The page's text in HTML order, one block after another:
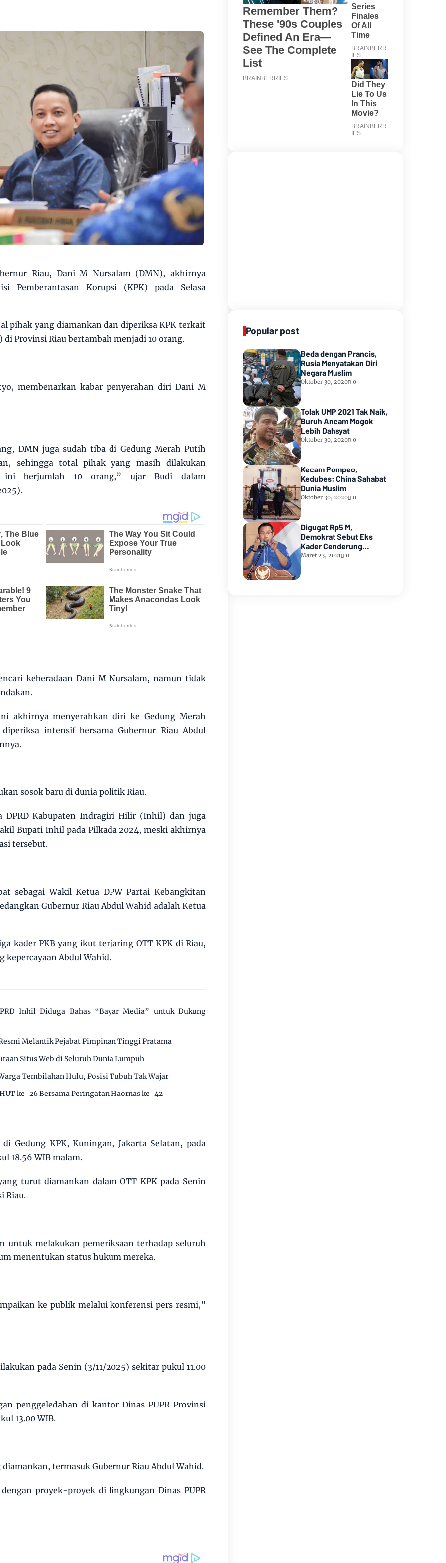
Riau, Dani M Nursalam (DMN), akhirnya
Pemberantasan Korupsi (KPK) pada Selasa
pihak yang diamankan dan diperiksa KPK terkait
Provinsi Riau bertambah menjadi 10 orang.
membenarkan kabar penyerahan diri Dani M
DMN juga sudah tiba di Gedung Merah Putih
sehingga total pihak yang masih dilakukan
ini berjumlah 10 orang,” ujar Budi dalam
keberadaan Dani M Nursalam, namun tidak
akhirnya menyerahkan diri ke Gedung Merah
intensif bersama Gubernur Riau Abdul
sosok baru di dunia politik Riau.
DPRD Kabupaten Indragiri Hilir (Inhil) dan juga
Bupati Inhil pada Pilkada 2024, meski akhirnya
tersebut.
sebagai Wakil Ketua DPW Partai Kebangkitan
Gubernur Riau Abdul Wahid adalah Ketua
kader PKB yang ikut terjaring OTT KPK di Riau,
kepercayaan Abdul Wahid.
Inhil Diduga Bahas “Bayar Media” untuk Dukung
Melantik Pejabat Pimpinan Tinggi Pratama
Situs Web di Seluruh Dunia Lumpuh
Tembilahan Hulu, Posisi Tubuh Tak Wajar
ke-26 Bersama Peringatan Haornas ke-42
Gedung KPK, Kuningan, Jakarta Selatan, pada
18.56 WIB malam.
turut diamankan dalam OTT KPK pada Senin
Riau.
untuk melakukan pemeriksaan terhadap seluruh
menentukan status hukum mereka.
ke publik melalui konferensi pers resmi,”
pada Senin (3/11/2025) sekitar pukul 11.00
penggeledahan di kantor Dinas PUPR Provinsi
13.00 WIB.
diamankan, termasuk Gubernur Riau Abdul Wahid.
proyek-proyek di lingkungan Dinas PUPR
Popular post
Beda dengan Prancis,
Rusia Menyatakan Diri
Negara Muslim
Oktober 30, 2020 0
Tolak UMP 2021 Tak Naik,
Buruh Ancam Mogok
Lebih Dahsyat
Oktober 30, 2020 0
Kecam Pompeo,
Kedubes: China Sahabat
Dunia Muslim
Oktober 30, 2020 0
Digugat Rp5 M,
Demokrat Sebut Eks
Kader Cenderung
Membangkang
Maret 23, 2021 0